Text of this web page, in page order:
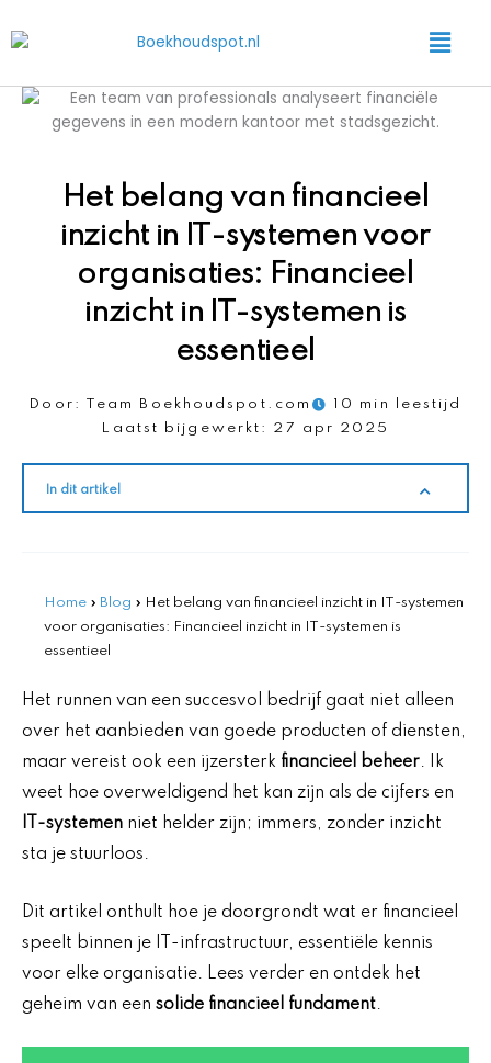
naar
inhoud
Main
Menu
Het belang van financieel
inzicht in IT-systemen voor
organisaties: Financieel
inzicht in IT-systemen is
essentieel
Door: Team Boekhoudspot.com
10 min leestijd
Laatst bijgewerkt:
27 apr 2025
In dit artikel
Home » Blog » Het belang van financieel inzicht in IT-systemen
voor organisaties: Financieel inzicht in IT-systemen is
essentieel
Het runnen van een succesvol bedrijf gaat niet alleen
over het aanbieden van goede producten of diensten,
maar vereist ook een ijzersterk financieel beheer. Ik
weet hoe overweldigend het kan zijn als de cijfers en
IT-systemen niet helder zijn; immers, zonder inzicht
sta je stuurloos.
Dit artikel onthult hoe je doorgrondt wat er financieel
speelt binnen je IT-infrastructuur, essentiële kennis
voor elke organisatie. Lees verder en ontdek het
geheim van een solide financieel fundament.